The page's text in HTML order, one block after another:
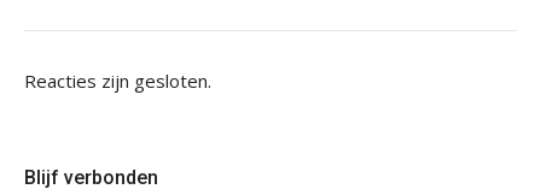
Reacties zijn gesloten.
Blijf verbonden